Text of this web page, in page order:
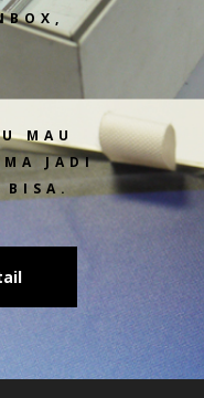
MAU
JADI
BISA.